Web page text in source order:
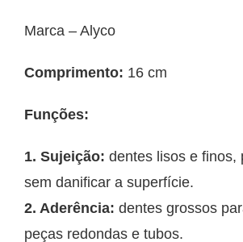
Marca – Alyco
Comprimento: 16 cm
Funções:
1. Sujeição: dentes lisos e finos,
sem danificar a superfície.
2. Aderência: dentes grossos
peças redondas e tubos.